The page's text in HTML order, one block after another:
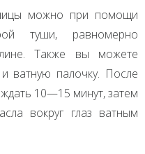
можно при помощи
туши, равномерно
Также вы можете
ватную палочку. После
10—15 минут, затем
вокруг глаз ватным